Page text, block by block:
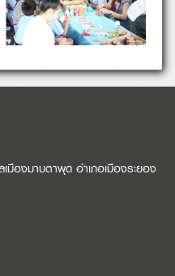
องมาบตาพุด อำเภอเมืองระยอง